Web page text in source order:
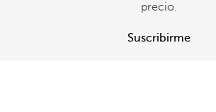
precio.
Suscribirme